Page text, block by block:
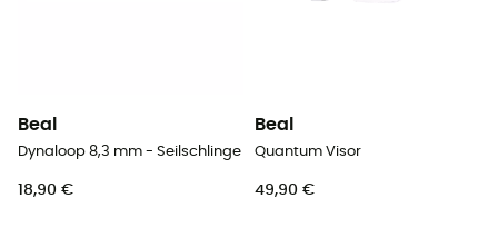
Beal
Dynaloop 8,3 mm - Seilschlinge
18,90 €
Beal
Quantum Visor
49,90 €